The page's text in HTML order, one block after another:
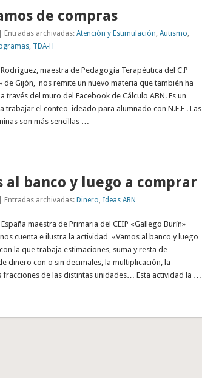
de compras
| Entradas archivadas: Atención y Estimulación, Autismo,
, TDA-H
maestra de Pedagogía Terapéutica del C.P
de Gijón, nos remite un nuevo materia que también ha
través del muro del Facebook de Cálculo ABN. Es un
trabajar el conteo ideado para alumnado con N.E.E . Las
son más sencillas …
al banco y luego a comprar
| Entradas archivadas: Dinero Ideas ABN
maestra de Primaria del CEIP «Gallego Burín»
cuenta e ilustra la actividad «Vamos al banco y luego
la que trabaja estimaciones, suma y resta de
dinero con o sin decimales, la multiplicación, la
fracciones de las distintas unidades… Esta actividad la …